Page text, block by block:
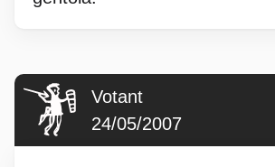
Votant
24/05/2007